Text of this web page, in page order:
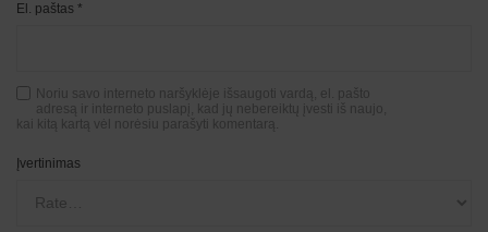
El. paštas *
Noriu savo interneto naršyklėje išsaugoti vardą, el. pašto
adresą ir interneto puslapį, kad jų nebereiktų įvesti iš naujo,
kai kitą kartą vėl norėsiu parašyti komentarą.
Įvertinimas